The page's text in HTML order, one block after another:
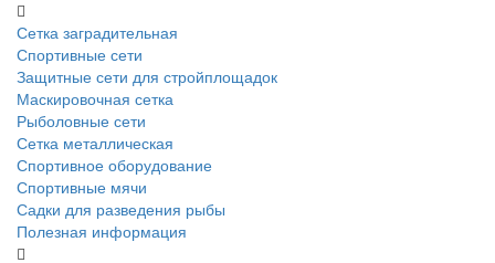
Сетка заградительная
Спортивные сети
Защитные сети для стройплощадок
Маскировочная сетка
Рыболовные сети
Сетка металлическая
Спортивное оборудование
Спортивные мячи
Садки для разведения рыбы
Полезная информация